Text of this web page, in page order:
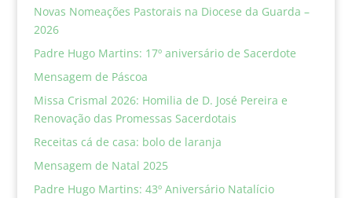
Novas Nomeações Pastorais na Diocese da Guarda –
2026
Padre Hugo Martins: 17º aniversário de Sacerdote
Mensagem de Páscoa
Missa Crismal 2026: Homilia de D. José Pereira e
Renovação das Promessas Sacerdotais
Receitas cá de casa: bolo de laranja
Mensagem de Natal 2025
Padre Hugo Martins: 43º Aniversário Natalício